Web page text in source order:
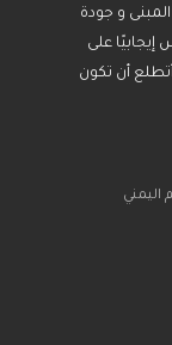
و جودة
إيجابيًا على
أن تكون
اليمني